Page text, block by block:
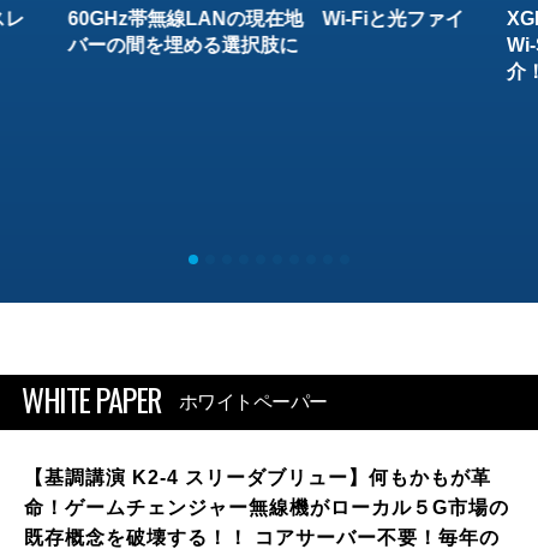
レ
60GHz帯無線LANの現在地 Wi-Fiと光ファイ
バーの間を埋める選択肢に
介
WHITE PAPER ホワイトペーパー
【基調講演 K2-4 スリーダブリュー】何もかもが革
命！ゲームチェンジャー無線機がローカル５G市場の
既存概念を破壊する！！ コアサーバー不要！毎年の